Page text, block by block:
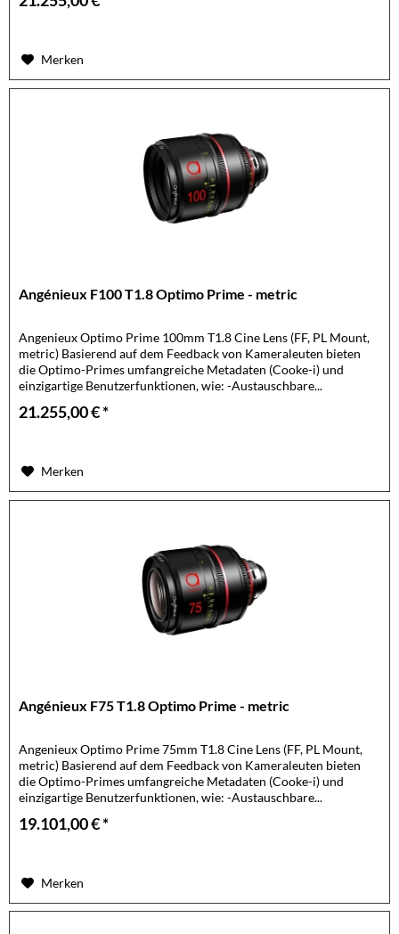
Merken
Angénieux F100 T1.8 Optimo Prime - metric
Angenieux Optimo Prime 100mm T1.8 Cine Lens (FF, PL Mount,
metric) Basierend auf dem Feedback von Kameraleuten bieten
die Optimo-Primes umfangreiche Metadaten (Cooke-i) und
einzigartige Benutzerfunktionen, wie: -Austauschbare...
21.255,00 € *
Merken
Angénieux F75 T1.8 Optimo Prime - metric
Angenieux Optimo Prime 75mm T1.8 Cine Lens (FF, PL Mount,
metric) Basierend auf dem Feedback von Kameraleuten bieten
die Optimo-Primes umfangreiche Metadaten (Cooke-i) und
einzigartige Benutzerfunktionen, wie: -Austauschbare...
19.101,00 € *
Merken